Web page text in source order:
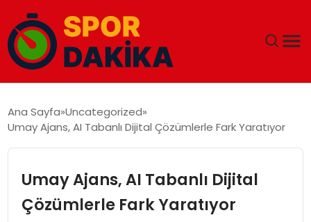
GÜNDEM
DÜNYA
EĞITIM
Ana Sayfa Uncategorized
Umay Ajans, AI Tabanlı Dijital Çözümlerle Fark Yaratıyor
Umay Ajans, AI Tabanlı Dijital
Çözümlerle Fark Yaratıyor